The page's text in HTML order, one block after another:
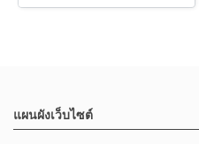
แผนผังเว็บไซต์